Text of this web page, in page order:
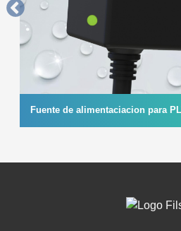
Fuente de alimentaciacion para